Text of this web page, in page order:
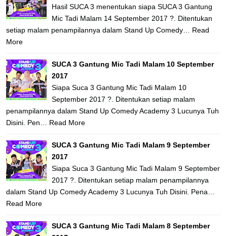
Hasil SUCA 3 menentukan siapa SUCA 3 Gantung
Mic Tadi Malam 14 September 2017 ?. Ditentukan
setiap malam penampilannya dalam Stand Up Comedy… Read
More
SUCA 3 Gantung Mic Tadi Malam 10 September
2017
Siapa Suca 3 Gantung Mic Tadi Malam 10
September 2017 ?. Ditentukan setiap malam
penampilannya dalam Stand Up Comedy Academy 3 Lucunya Tuh
Disini. Pen… Read More
SUCA 3 Gantung Mic Tadi Malam 9 September
2017
Siapa Suca 3 Gantung Mic Tadi Malam 9 September
2017 ?. Ditentukan setiap malam penampilannya
dalam Stand Up Comedy Academy 3 Lucunya Tuh Disini. Pena…
Read More
SUCA 3 Gantung Mic Tadi Malam 8 September